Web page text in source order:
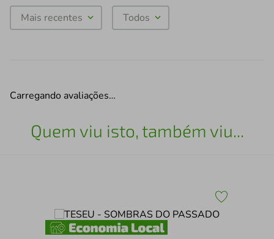
Mais recentes Todos
Carregando avaliações…
Quem viu isto, também viu...